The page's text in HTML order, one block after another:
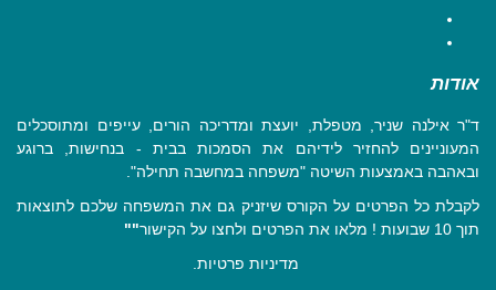
Facebook
YouTube
אודות
ד"ר אילנה שניר, מטפלת, יועצת ומדריכה הורים, עייפים ומתוסכלים
המעוניינים להחזיר לידיהם את הסמכות בבית - בנחישות, ברוגע
ובאהבה באמצעות השיטה "משפחה במחשבה תחילה".
לקבלת כל הפרטים על הקורס שיזניק גם את המשפחה שלכם לתוצאות
תוך 10 שבועות ! מלאו את הפרטים ולחצו על הקישור
""
מדיניות פרטיות.